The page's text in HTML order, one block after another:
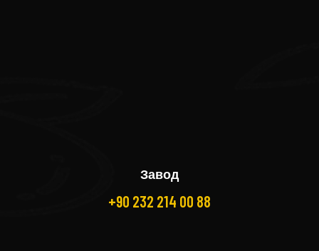
Завод
+90 232 214 00 88